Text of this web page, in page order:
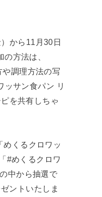
から11月30日
方法は、
調理方法の写
ッサン食パン リ
を共有しちゃ
くるクロワッ
#めくるクロワ
中から抽選で
ントいたしま